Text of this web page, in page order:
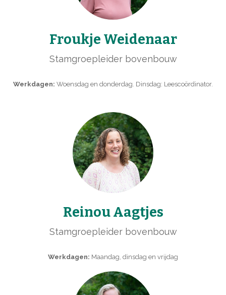
Froukje Weidenaar
Stamgroepleider bovenbouw
Werkdagen: Woensdag en donderdag. Dinsdag: Leescoördinator.
Reinou Aagtjes
Stamgroepleider bovenbouw
Werkdagen: Maandag, dinsdag en vrijdag